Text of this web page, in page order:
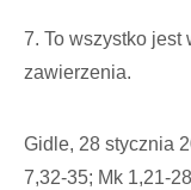
7. To wszystko jest
zawierzenia.
Gidle, 28 stycznia
7,32-35; Mk 1,21-28